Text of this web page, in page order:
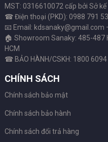
MST: 0316610072 cấp bởi Sở
☎ Điện thoại (PKD): 0988 791
📧 Email: kdsanaky@gmail.com
🏠 Showroom Sanaky: 485-487
HCM
☎ BẢO HÀNH/CSKH: 1800
CHÍNH SÁCH
Chính sách bảo mật
Chính sách bảo hành
Chính sách đổi trả hàng